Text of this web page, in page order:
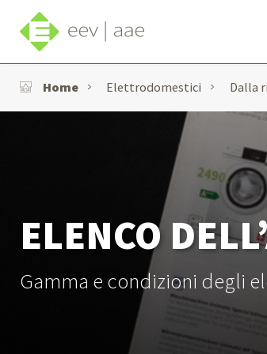
Home Elettrodomestici Dalla
ELENCO
Gamma e condizioni degli